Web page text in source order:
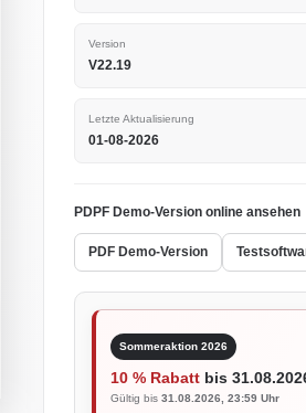
Version
V22.19
Letzte Aktualisierung
01-08-2026
PDPF Demo-Version online ansehen
PDF Demo-Version
Sommeraktion 2026
10 % Rabatt bis
Gültig bis 31.08.2026, 23:59 Uhr